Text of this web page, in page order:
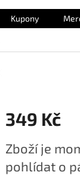
Kupony
349 Kč
cena:
Zboží je
pohlídat o